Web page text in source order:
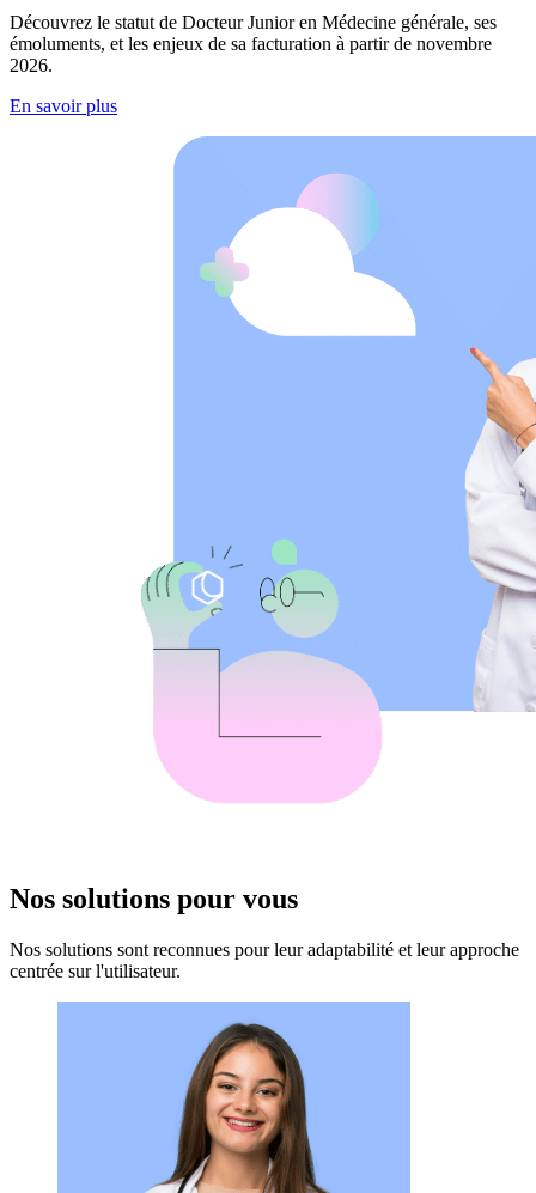
Découvrez le statut de Docteur Junior en Médecine générale, ses
émoluments, et les enjeux de sa facturation à partir de novembre
2026.
En savoir plus
Nos solutions pour vous
Nos solutions sont reconnues pour leur adaptabilité et leur approche
centrée sur l'utilisateur.